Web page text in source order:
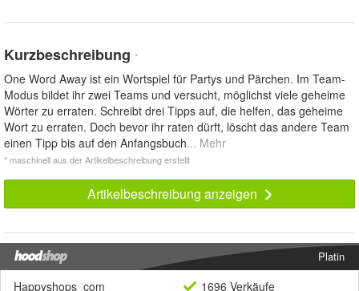
Kurzbeschreibung *
One Word Away ist ein Wortspiel für Partys und Pärchen. Im Team-
Modus bildet ihr zwei Teams und versucht, möglichst viele geheime
Wörter zu erraten. Schreibt drei Tipps auf, die helfen, das geheime
Wort zu erraten. Doch bevor ihr raten dürft, löscht das andere Team
einen Tipp bis auf den Anfangsbuch... Mehr
* maschinell aus der Artikelbeschreibung erstellt
Artikelbeschreibung anzeigen
Platin
Happyshops_com
1696 Verkäufe